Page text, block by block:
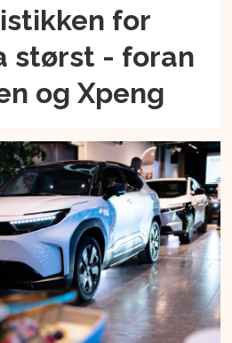
for
størst - foran
og Xpeng